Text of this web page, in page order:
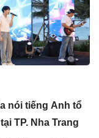
nói tiếng Anh tổ
TP. Nha Trang